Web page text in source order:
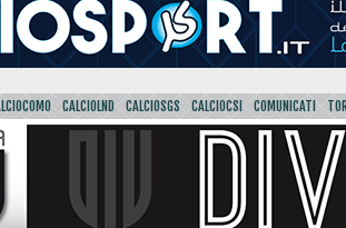
CALCIOLND CALCIOSGS CALCIOCSI COMUNICATI